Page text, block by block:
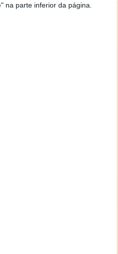
na parte inferior da página.